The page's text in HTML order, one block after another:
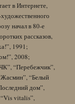
в Интернете,
начал в 80-е
рассказов,
1991;
2008;
“Перебежчик”,
“Белый
дом”,
vitalis”,